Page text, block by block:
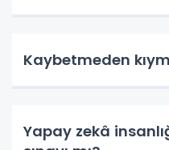
Kaybetmeden
Yapay zekâ